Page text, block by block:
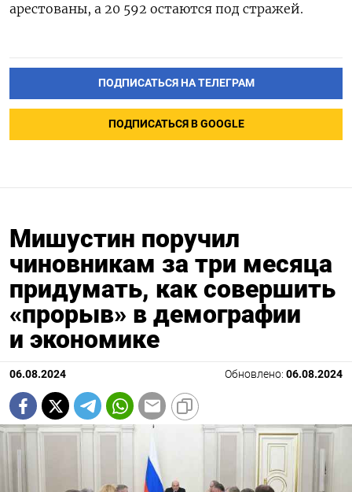
арестованы, а 20 592 остаются под стражей.
ПОДПИСАТЬСЯ НА ТЕЛЕГРАМ
ПОДПИСАТЬСЯ В GOOGLE
Мишустин поручил
чиновникам за три месяца
придумать, как совершить
«прорыв» в демографии
и экономике
06.08.2024 Обновлено: 06.08.2024